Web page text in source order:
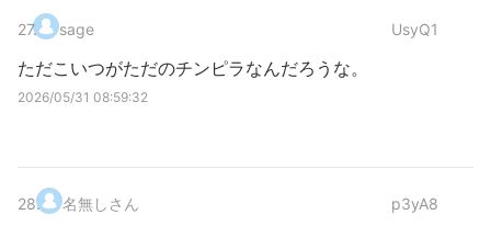
27. sage UsyQ1
ただこいつがただのチンピラなんだろうな。
2026/05/31 08:59:32
28. 名無しさん p3yA8